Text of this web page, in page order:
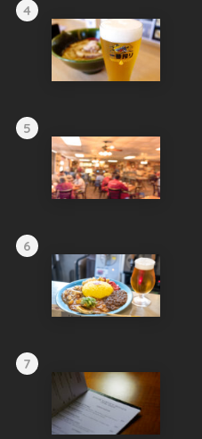
4
5
6
7